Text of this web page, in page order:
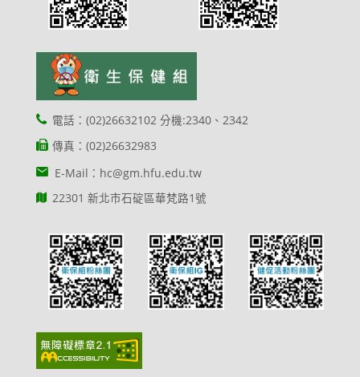
電話：(02)26632102 分機:2340、2342
傳真：(02)26632983
E-Mail：hc@gm.hfu.edu.tw
22301 新北市石碇區華梵路1號